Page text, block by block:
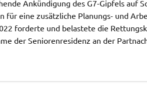
Ankündigung des G7-Gipfels auf
für eine zusätzliche Planungs- und
forderte und belastete die
der Seniorenresidenz an der